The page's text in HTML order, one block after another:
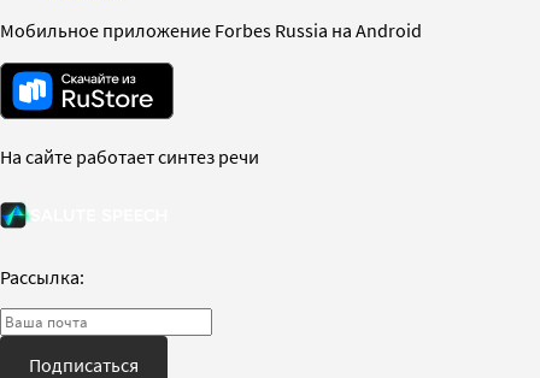
Мобильное приложение Forbes Russia на Android
На сайте работает синтез речи
Рассылка:
Подписаться